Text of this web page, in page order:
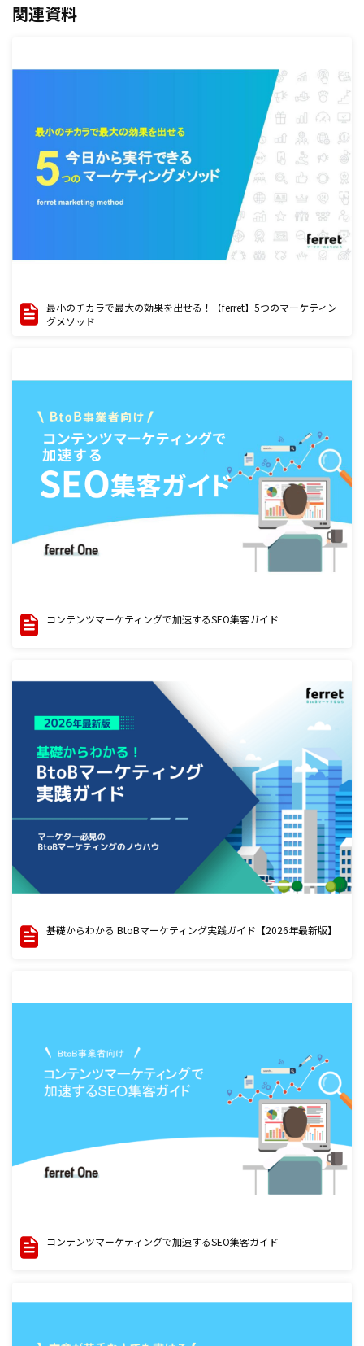
関連資料
最小のチカラで最大の効果を出せる！【ferret】5つのマーケティン
グメソッド
コンテンツマーケティングで加速するSEO集客ガイド
基礎からわかる BtoBマーケティング実践ガイド【2026年最新版】
コンテンツマーケティングで加速するSEO集客ガイド